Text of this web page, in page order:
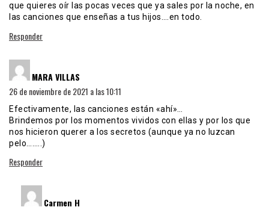
que quieres oír las pocas veces que ya sales por la noche, en
las canciones que enseñas a tus hijos….en todo.
Responder
MARA VILLAS
26 de noviembre de 2021 a las 10:11
Efectivamente, las canciones están «ahí»…
Brindemos por los momentos vividos con ellas y por los que
nos hicieron querer a los secretos (aunque ya no luzcan
pelo……..)
Responder
Carmen H